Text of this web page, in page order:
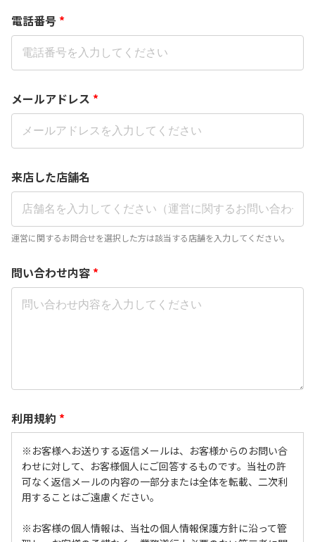
電話番号 *
メールアドレス *
来店した店舗名
運営に関するお問合せを選択した方は該当する店舗を入力してください。
問い合わせ内容 *
利用規約 *
※お客様へお送りする返信メールは、お客様からのお問い合
わせに対して、お客様個人にご回答するものです。当社の許
可なく返信メールの内容の一部分または全体を転載、二次利
用することはご遠慮ください。
※お客様の個人情報は、当社の個人情報保護方針に沿って管